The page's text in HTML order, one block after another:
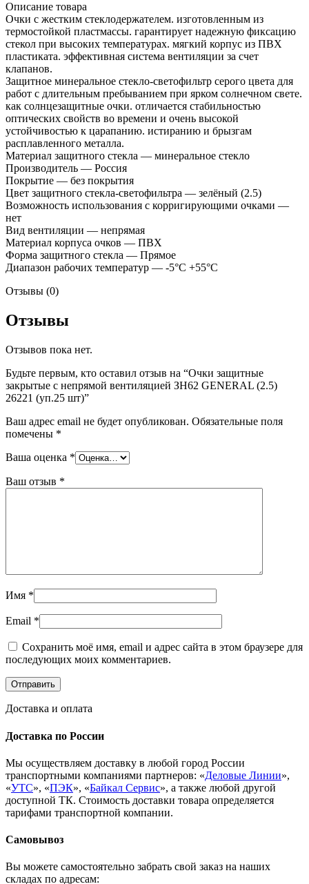
Описание товара
Очки с жестким стеклодержателем. изготовленным из
термостойкой пластмассы. гарантирует надежную фиксацию
стекол при высоких температурах. мягкий корпус из ПВХ
пластиката. эффективная система вентиляции за счет
клапанов.
Защитное минеральное стекло-светофильтр серого цвета для
работ с длительным пребыванием при ярком солнечном свете.
как солнцезащитные очки. отличается стабильностью
оптических свойств во времени и очень высокой
устойчивостью к царапанию. истиранию и брызгам
расплавленного металла.
Материал защитного стекла — минеральное стекло
Производитель — Россия
Покрытие — без покрытия
Цвет защитного стекла-светофильтра — зелёный (2.5)
Возможность использования с корригирующими очками —
нет
Вид вентиляции — непрямая
Материал корпуса очков — ПВХ
Форма защитного стекла — Прямое
Диапазон рабочих температур — -5°C +55°C
Отзывы (0)
Отзывы
Отзывов пока нет.
Будьте первым, кто оставил отзыв на “Очки защитные
закрытые с непрямой вентиляцией ЗН62 GENERAL (2.5)
26221 (уп.25 шт)”
Ваш адрес email не будет опубликован. Обязательные поля
помечены *
Ваша оценка *
Ваш отзыв *
Имя *
Email *
Сохранить моё имя, email и адрес сайта в этом браузере для
последующих моих комментариев.
Доставка и оплата
Доставка по России
Мы осуществляем доставку в любой город России
транспортными компаниями партнеров: «Деловые Линии»,
«УТС», «ПЭК», «Байкал Сервис», а также любой другой
доступной ТК. Стоимость доставки товара определяется
тарифами транспортной компании.
Самовывоз
Вы можете самостоятельно забрать свой заказ на наших
складах по адресам: